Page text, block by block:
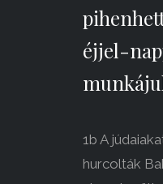
éjjel-
1b A
hurcolták